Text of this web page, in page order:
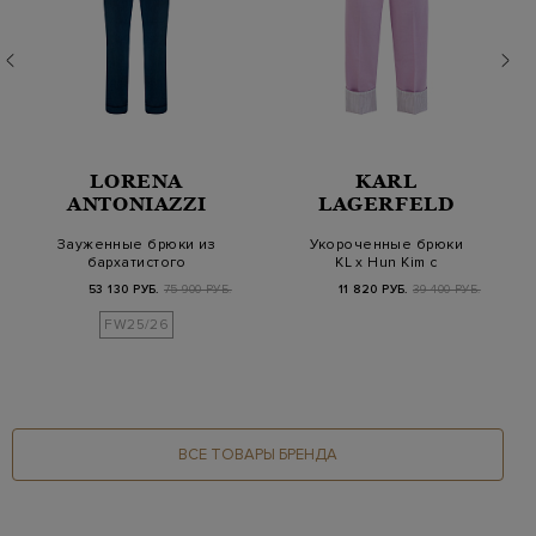
LORENA
ANTONIAZZI
Зауженные брюки из
бархатистого
хлопкового велюра
53 130 РУБ. 75 900 РУБ.
FW25/26
KARL
LAGERFELD
Укороченные брюки
KL x Hun Kim с
широкими отворотами
11 820 РУБ. 39 400 РУБ.
ВСЕ ТОВАРЫ БРЕНДА